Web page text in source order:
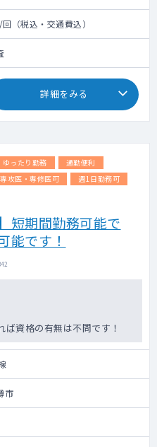
（税込・交通費込）
詳細をみる
ゆったり勤務
通勤便利
専攻医・専修医可
週1日勤務可
短期間勤務可能で
能です！
資格の有無は不問です！
市